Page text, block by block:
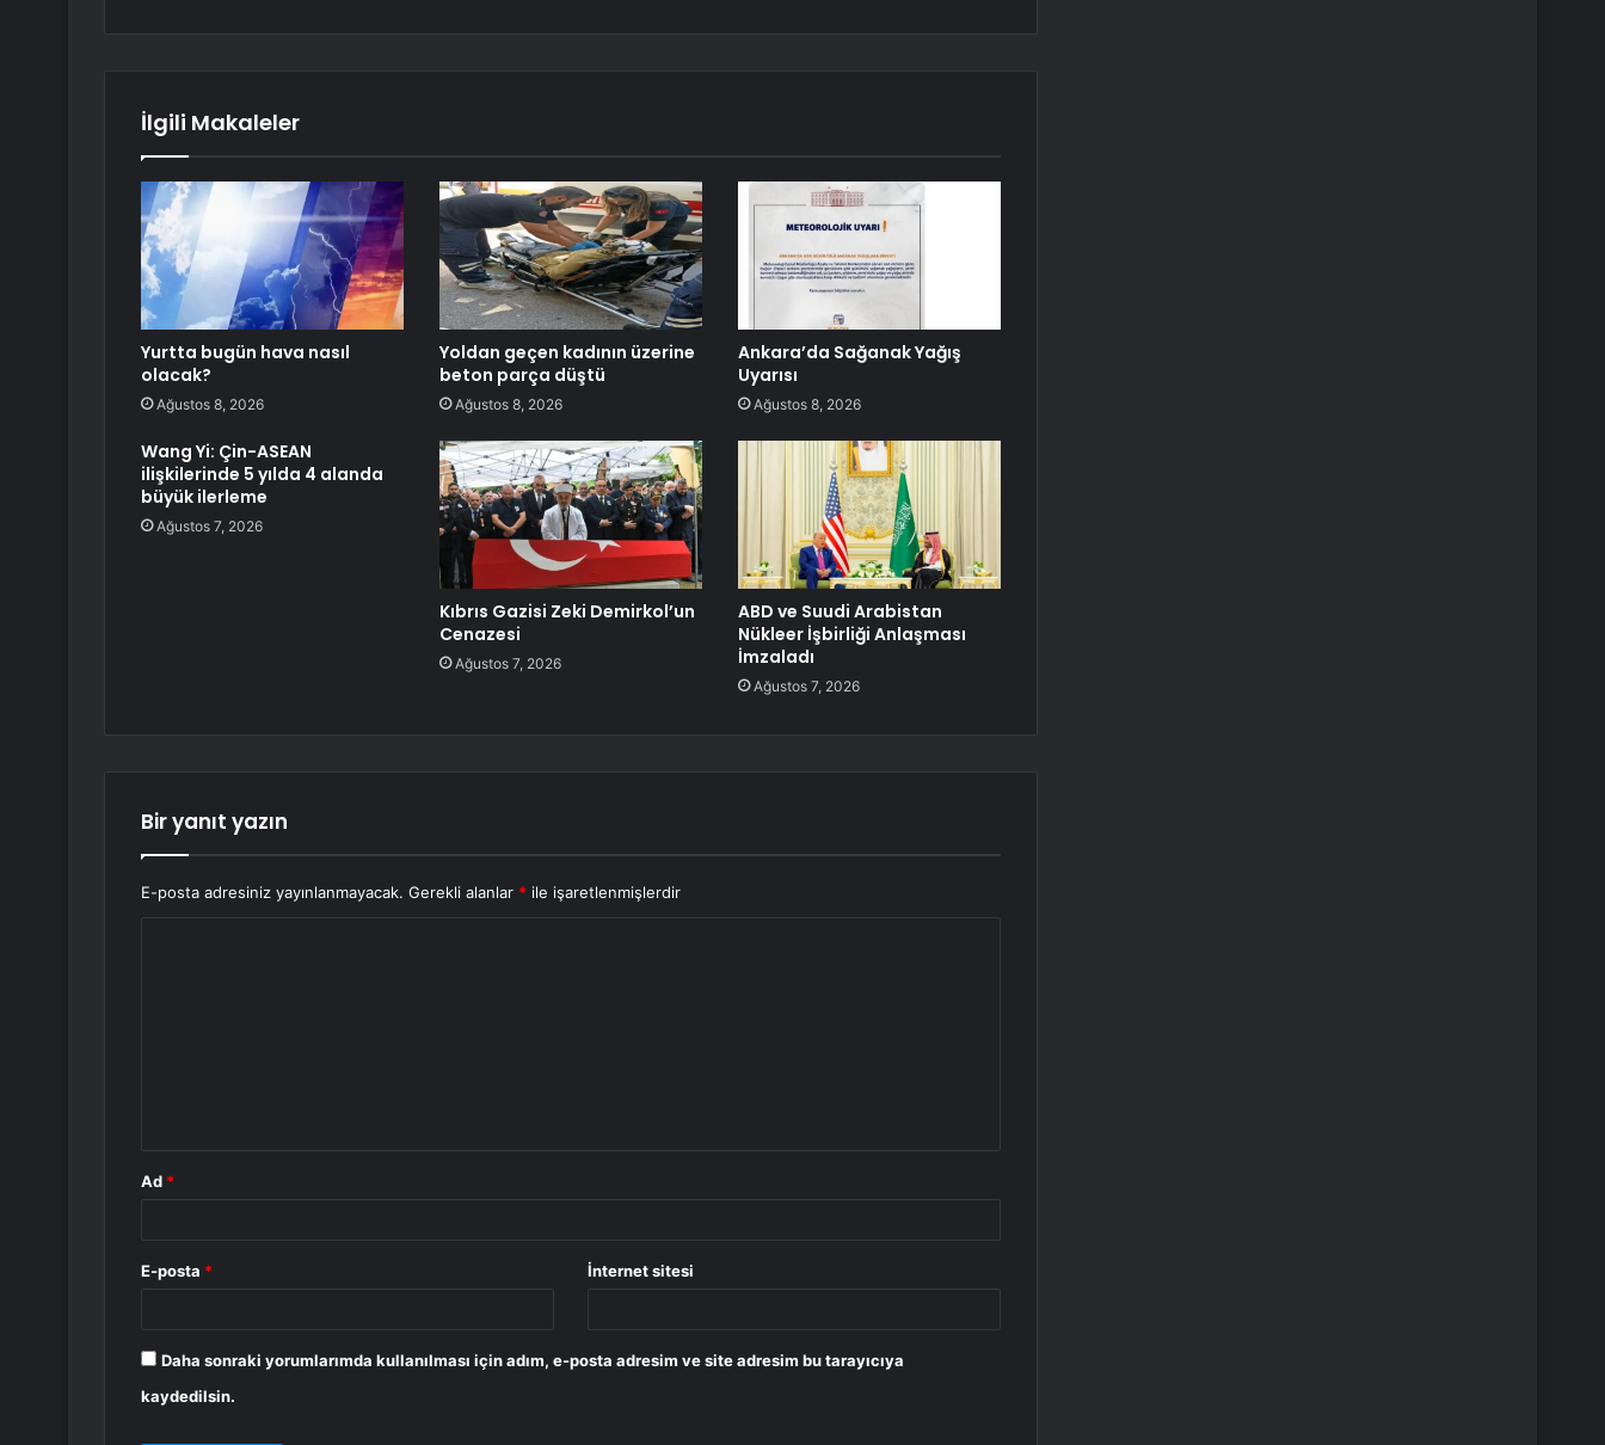
İlgili Makaleler
Yurtta bugün hava nasıl
olacak?
Ağustos 8, 2026
Yoldan geçen kadının üzerine
beton parça düştü
Ağustos 8, 2026
Ankara’da Sağanak Yağış
Uyarısı
Ağustos 8, 2026
Wang Yi: Çin-ASEAN
ilişkilerinde 5 yılda 4 alanda
büyük ilerleme
Ağustos 7, 2026
Kıbrıs Gazisi Zeki Demirkol’un
Cenazesi
Ağustos 7, 2026
ABD ve Suudi Arabistan
Nükleer İşbirliği Anlaşması
İmzaladı
Ağustos 7, 2026
Bir yanıt yazın
E-posta adresiniz yayınlanmayacak. Gerekli alanlar * ile işaretlenmişlerdir
Ad *
E-posta * İnternet sitesi
Daha sonraki yorumlarımda kullanılması için adım, e-posta adresim ve site adresim bu tarayıcıya
kaydedilsin.